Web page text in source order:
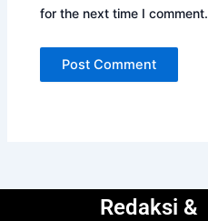
for the next time I comment.
Redaksi &